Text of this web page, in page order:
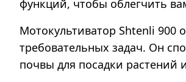
функций, чтобы облегчить
Мотокультиватор Shtenli
требовательных задач. Он
почвы для посадки растений